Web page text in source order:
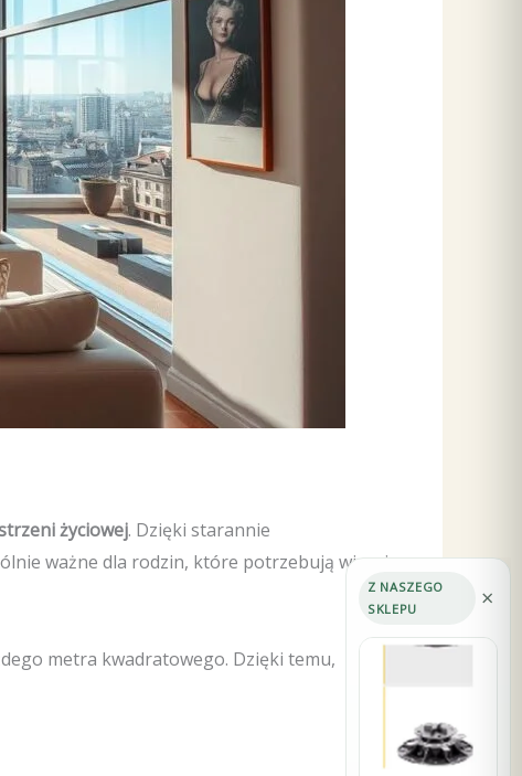
życiowej. Dzięki starannie
ważne dla rodzin, które potrzebują więcej
metra kwadratowego. Dzięki temu,
Z NASZEGO
SKLEPU
×